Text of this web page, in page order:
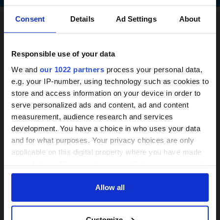
Consent Details Ad Settings About
Responsible use of your data
We and our 1022 partners process your personal data,
e.g. your IP-number, using technology such as cookies to
store and access information on your device in order to
serve personalized ads and content, ad and content
measurement, audience research and services
development. You have a choice in who uses your data
and for what purposes. Your privacy choices are only
applicable on this digital property where you have made
any time from the Cookie Declaration or by clicking on
Allow all
Die folgenden Information sind vom Anbieter
Finden Sie Sozialagentur
Nordwürttemberg auf Google Maps
BitteMarketing-Cookiesakzeptieren, um die Karte
24h-Betreuungskraft
gesucht?
Über 800 Anbieter
JETZT VERGLEICHEN